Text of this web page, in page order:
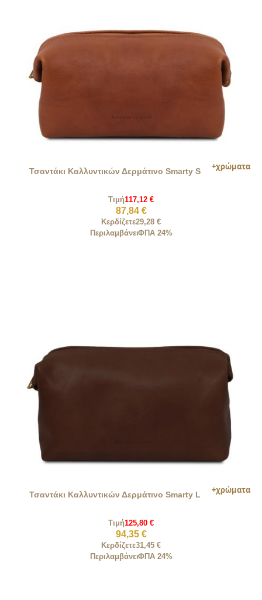
Τσαντάκι Καλλυντικών Δερμάτινο Smarty S
Τιμή117,12 €
87,84 €
Κερδίζετε29,28 €
ΠεριλαμβάνειΦΠΑ 24%
Τσαντάκι Καλλυντικών Δερμάτινο Smarty L
Τιμή125,80 €
94,35 €
Κερδίζετε31,45 €
ΠεριλαμβάνειΦΠΑ 24%